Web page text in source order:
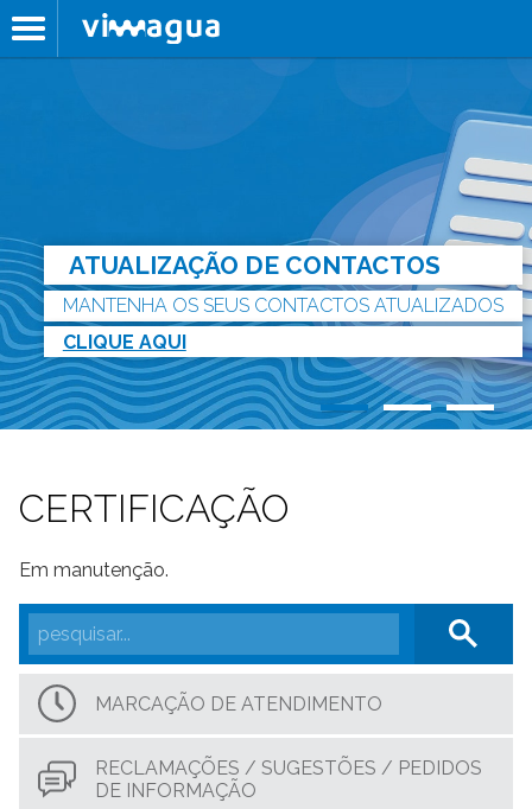
ATUALIZAÇÃO DE CONTACTOS
MANTENHA OS SEUS CONTACTOS ATUALIZADOS
CLIQUE AQUI
CERTIFICAÇÃO
Em manutenção.
MARCAÇÃO DE ATENDIMENTO
RECLAMAÇÕES / SUGESTÕES / PEDIDOS
DE INFORMAÇÃO